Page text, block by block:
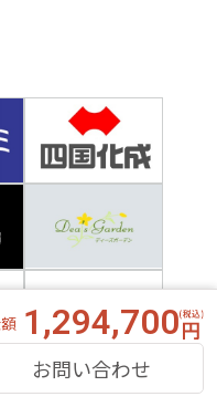
1,294,700
お問い合わせ